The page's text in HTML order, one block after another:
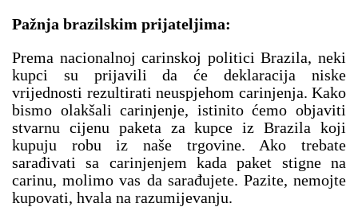
Pažnja brazilskim prijateljima:
Prema nacionalnoj carinskoj politici Brazila, neki
kupci su prijavili da će deklaracija niske
vrijednosti rezultirati neuspjehom carinjenja. Kako
bismo olakšali carinjenje, istinito ćemo objaviti
stvarnu cijenu paketa za kupce iz Brazila koji
kupuju robu iz naše trgovine. Ako trebate
sarađivati ​​sa carinjenjem kada paket stigne na
carinu, molimo vas da sarađujete. Pazite, nemojte
kupovati, hvala na razumijevanju.